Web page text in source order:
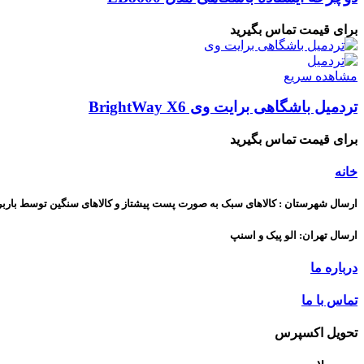
برای قیمت تماس بگیرید
مشاهده سریع
تردمیل باشگاهی برایت وی BrightWay X6
برای قیمت تماس بگیرید
خانه
ارسال شهرستان : کالاهای سبک به صورت پست پیشتاز و کالاهای سنگین توسط
ارسال تهران: الو پیک و اسنپ
درباره ما
تماس با ما
تحویل اکسپرس